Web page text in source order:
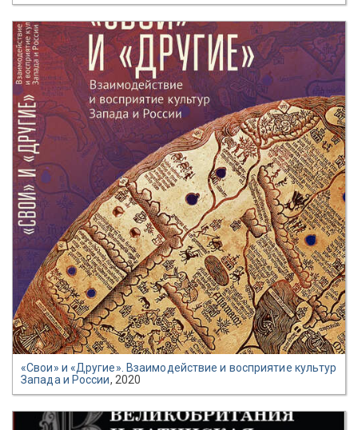
«Свои» и «Другие». Взаимодействие и восприятие культур
Запада и России, 2020